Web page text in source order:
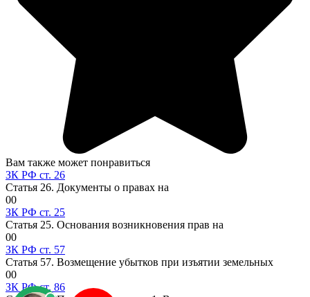
Вам также может понравиться
ЗК РФ ст. 26
Статья 26. Документы о правах на
00
ЗК РФ ст. 25
Статья 25. Основания возникновения прав на
00
ЗК РФ ст. 57
Статья 57. Возмещение убытков при изъятии земельных
00
ЗК РФ ст. 86